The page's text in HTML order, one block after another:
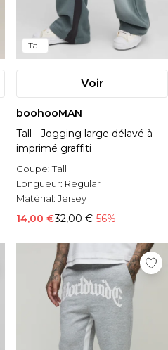
Tall
Voir
boohooMAN
Tall - Jogging large délavé à
imprimé graffiti
Coupe:Tall
Longueur: Regular
Matérial: Jersey
14,00 €32,00 €-56%